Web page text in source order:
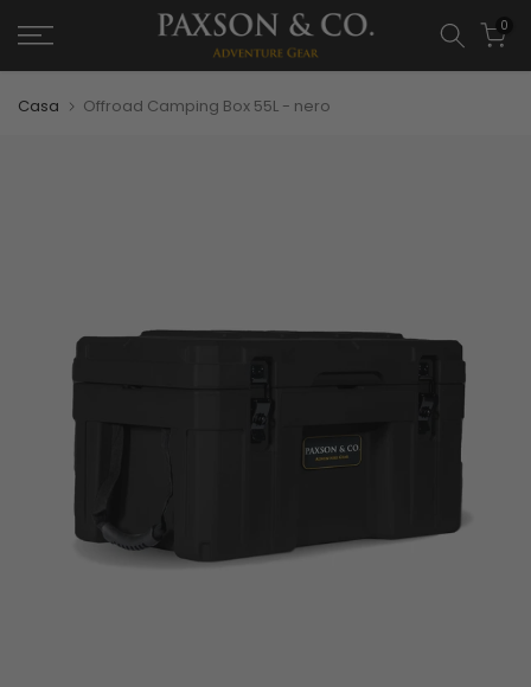
0
Casa Offroad Camping Box 55L - nero